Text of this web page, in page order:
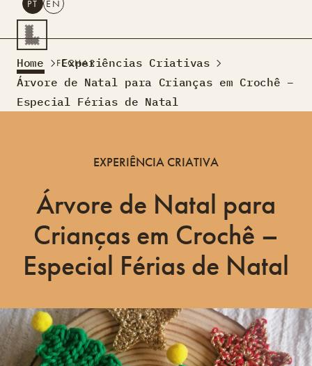
PESQUISAR
PT EN
Turismo Criativo
A AcontecerMontra
Sobre Nós
Contactos
PT EN
FECHAR
Home
Experiências Criativas
Árvore de Natal para Crianças em Crochê –
Especial Férias de Natal
EXPERIÊNCIA CRIATIVA
Árvore de Natal para
Crianças em Crochê –
Especial Férias de Natal